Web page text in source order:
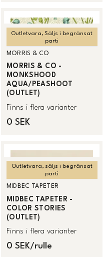
Outletvara, Säljs i begränsat
parti
MORRIS & CO
MORRIS & CO -
MONKSHOOD
AQUA/PEASHOOT
(OUTLET)
Finns i flera varianter
0 SEK
Outletvara, säljs i begränsat
parti
MIDBEC TAPETER
MIDBEC TAPETER -
COLOR STORIES
(OUTLET)
Finns i flera varianter
0 SEK/rulle